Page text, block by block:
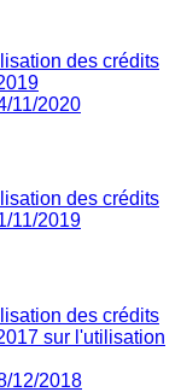
des crédits
11/2020
des crédits
11/2019
des crédits
sur l'utilisation
12/2018